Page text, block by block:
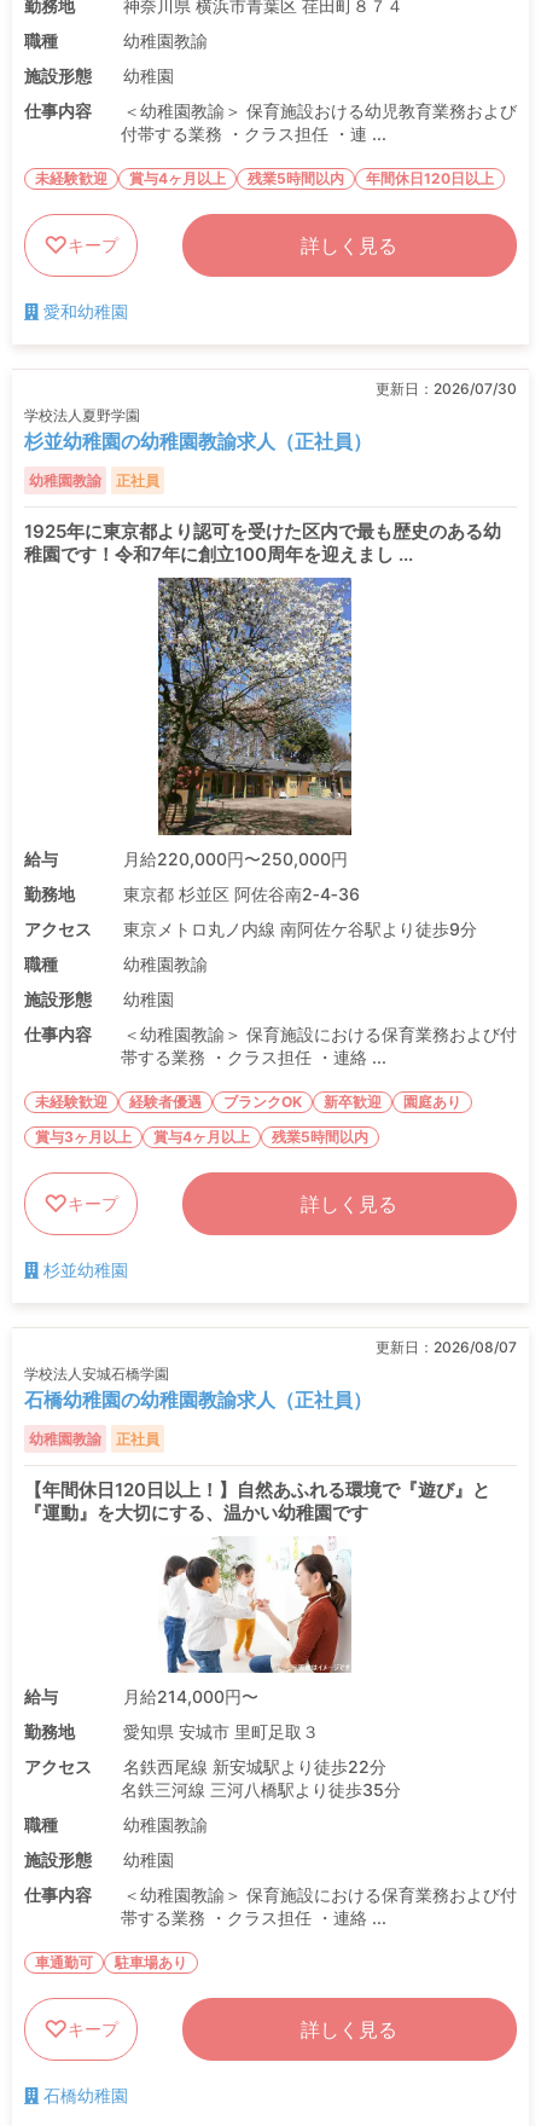
勤務地
神奈川県 横浜市青葉区 荏田町８７４
職種
幼稚園教諭
施設形態
幼稚園
仕事内容
＜幼稚園教諭＞ 保育施設おける幼児教育業務および
付帯する業務 ・クラス担任 ・連 ...
未経験歓迎 賞与4ヶ月以上 残業5時間以内 年間休日120日以上
キープ 詳しく見る
愛和幼稚園
更新日： 2026/07/30
学校法人夏野学園
杉並幼稚園の幼稚園教諭求人（正社員）
幼稚園教諭 正社員
1925年に東京都より認可を受けた区内で最も歴史のある幼
稚園です！令和7年に創立100周年を迎えまし ...
給与
月給220,000円〜250,000円
勤務地
東京都 杉並区 阿佐谷南2‐4‐36
アクセス
東京メトロ丸ノ内線 南阿佐ケ谷駅より徒歩9分
職種
幼稚園教諭
施設形態
幼稚園
仕事内容
＜幼稚園教諭＞ 保育施設における保育業務および付
帯する業務 ・クラス担任 ・連絡 ...
未経験歓迎 経験者優遇 ブランクOK 新卒歓迎
園庭あり
賞与3ヶ月以上
賞与4ヶ月以上 残業5時間以内
キープ 詳しく見る
杉並幼稚園
更新日： 2026/08/07
学校法人安城石橋学園
石橋幼稚園の幼稚園教諭求人（正社員）
幼稚園教諭 正社員
【年間休日120日以上！】自然あふれる環境で『遊び』と
『運動』を大切にする、温かい幼稚園です
給与
月給214,000円〜
勤務地
愛知県 安城市 里町足取３
アクセス
名鉄西尾線 新安城駅より徒歩22分
名鉄三河線 三河八橋駅より徒歩35分
職種
幼稚園教諭
施設形態
幼稚園
仕事内容
＜幼稚園教諭＞ 保育施設における保育業務および付
帯する業務 ・クラス担任 ・連絡 ...
車通勤可 駐車場あり
キープ 詳しく見る
石橋幼稚園